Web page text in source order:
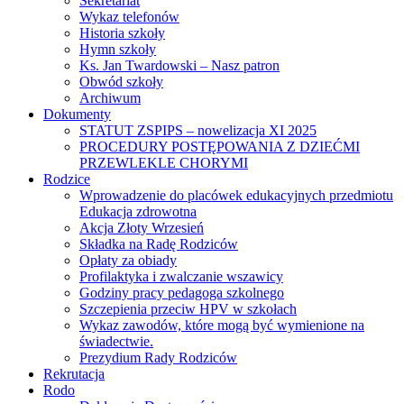
Wykaz telefonów
Historia szkoły
Hymn szkoły
Ks. Jan Twardowski – Nasz patron
Obwód szkoły
Archiwum
Dokumenty
STATUT ZSPIPS – nowelizacja XI 2025
PROCEDURY POSTĘPOWANIA Z DZIEĆMI
PRZEWLEKLE CHORYMI
Rodzice
Wprowadzenie do placówek edukacyjnych przedmiotu
Edukacja zdrowotna
Akcja Złoty Wrzesień
Składka na Radę Rodziców
Opłaty za obiady
Profilaktyka i zwalczanie wszawicy
Godziny pracy pedagoga szkolnego
Szczepienia przeciw HPV w szkołach
Wykaz zawodów, które mogą być wymienione na
świadectwie.
Prezydium Rady Rodziców
Rekrutacja
Rodo